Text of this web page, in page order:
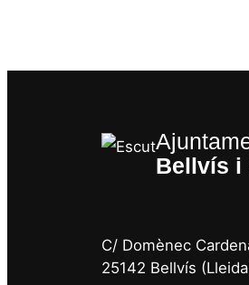
Bellvís i
C/ Domènec
25142 Bellvís